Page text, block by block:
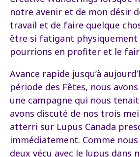
notre avenir et de mon désir
travail et de faire quelque
être si fatigant physiquement
pourrions en profiter et le
Avance rapide jusqu’à
période des Fêtes, nous
une campagne qui nous
avons discuté de nos trois
atterri sur Lupus Canada
immédiatement. Comme
deux vécu avec le lupus dans